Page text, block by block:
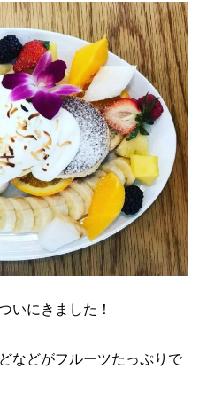
いにきました！
などがフルーツたっぷりで